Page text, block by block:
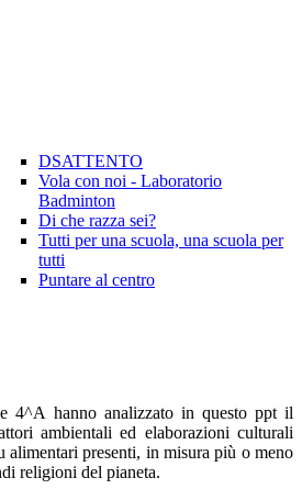
DSATTENTO
Vola con noi - Laboratorio
Badminton
Di che razza sei?
Tutti per una scuola, una scuola per
tutti
Puntare al centro
4^A hanno analizzato in questo ppt il
ambientali ed elaborazioni culturali
alimentari presenti, in misura più o meno
religioni del pianeta.